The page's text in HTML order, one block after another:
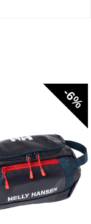
-6%